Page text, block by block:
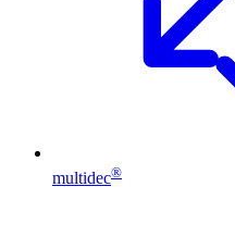
multidec®